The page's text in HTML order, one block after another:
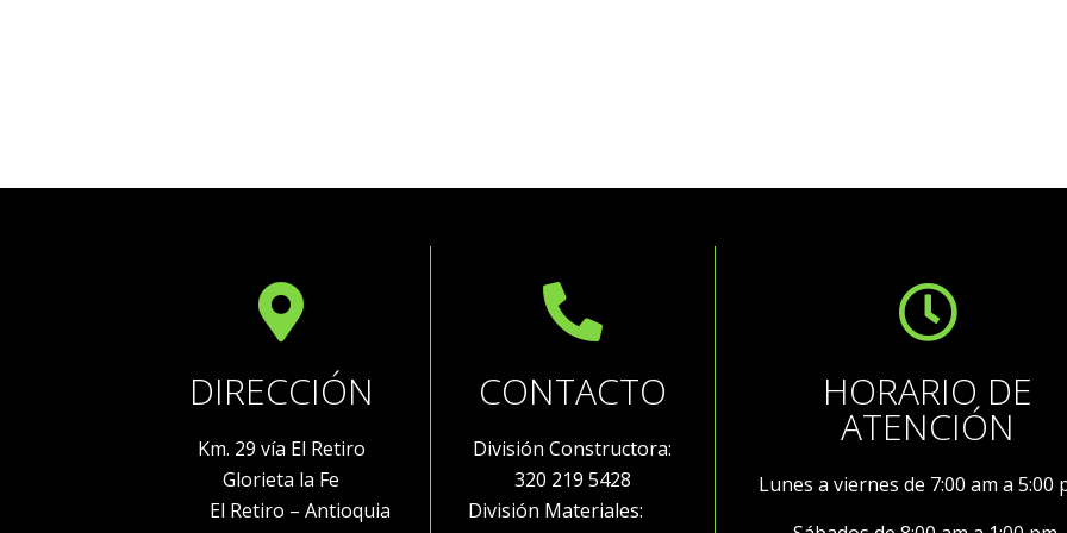
DIRECCIÓN
Km. 29 vía El Retiro
Glorieta la Fe
El Retiro – Antioquia
CONTACTO
División Constructora:
320 219 5428
División Materiales:
HORARIO DE
ATENCIÓN
Lunes a viernes de 7:00 am a 5:00